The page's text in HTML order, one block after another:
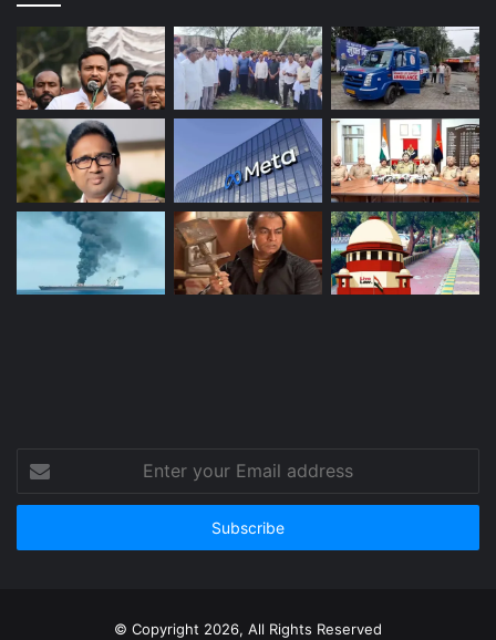
your
Email
© Copyright 2026, All Rights Reserved